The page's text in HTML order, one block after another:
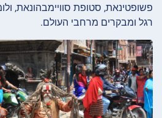
פשופטינאת, סטופת סוויימבהונאת,
רגל ומבקרים מרחבי העולם.